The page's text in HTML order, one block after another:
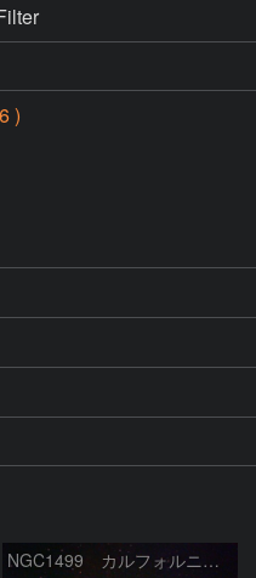
)
NGC1499 カルフォルニア星雲